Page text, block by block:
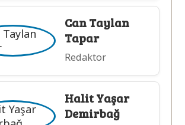
Can Taylan
Tapar
Redaktor
Halit Yaşar
Demirbağ